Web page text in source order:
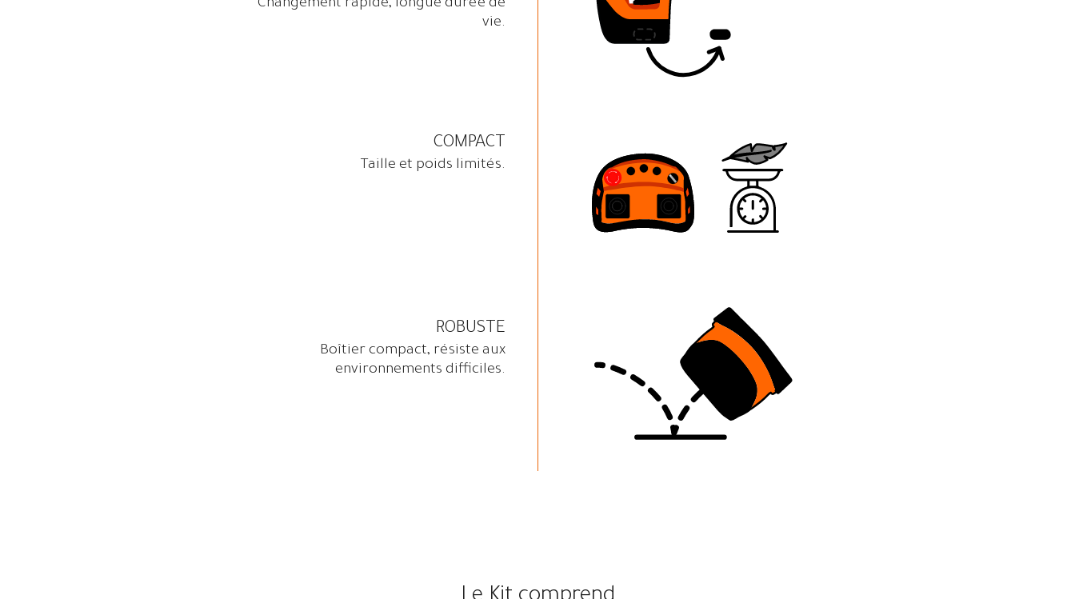
Changement rapide, longue durée de
vie.
COMPACT
Taille et poids limités.
ROBUSTE
Boîtier compact, résiste aux
environnements difficiles.